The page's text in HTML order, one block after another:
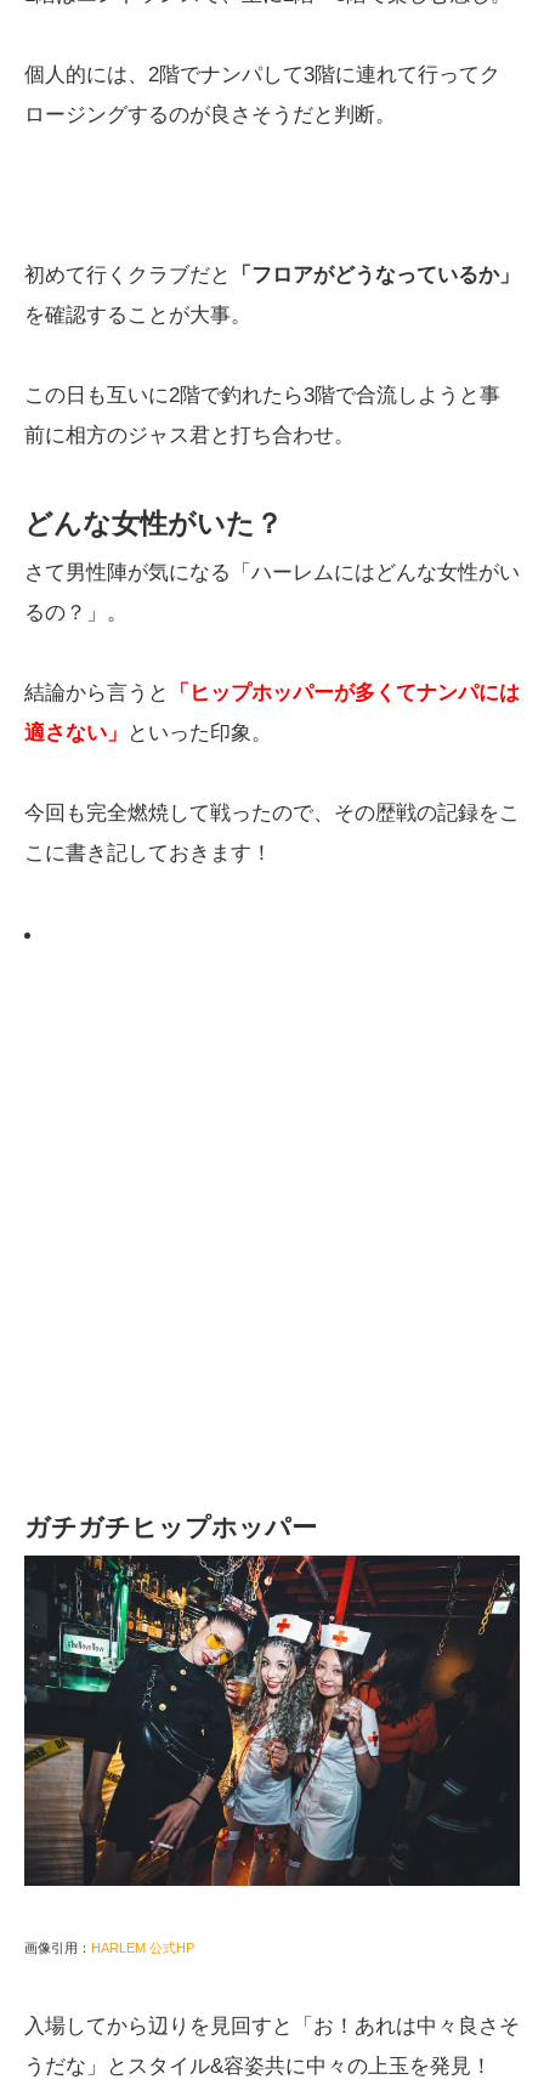
個人的には、2階でナンパして3階に連れて行ってク
ロージングするのが良さそうだと判断。
初めて行くクラブだと
「フロアがどうなっているか」
を確認することが大事。
この日も互いに2階で釣れたら3階で合流しようと事
前に相方のジャス君と打ち合わせ。
どんな女性がいた？
さて男性陣が気になる「ハーレムにはどんな女性がい
るの？」。
結論から言うと
「ヒップホッパーが多くてナンパには
適さない」
といった印象。
今回も完全燃焼して戦ったので、その歴戦の記録をこ
こに書き記しておきます！
ガチガチヒップホッパー
画像引用： HARLEM 公式HP
入場してから辺りを見回すと「お！あれは中々良さそ
うだな」とスタイル&容姿共に中々の上玉を発見！